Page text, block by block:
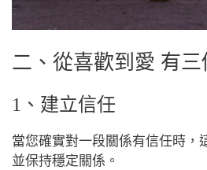
二、從喜歡到愛 有三
1、建立信任
當您確實對一段關係有信任時，
並保持穩定關係。